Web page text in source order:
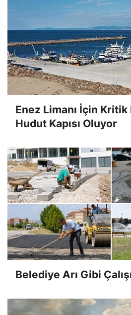
Enez Limanı İçin
Hudut Kapısı Oluyor
Belediye Arı Gibi